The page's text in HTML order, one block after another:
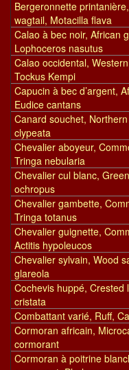
Bergeronnette
wagtail, Motacilla flava
Calao à bec noir, African
Lophoceros nasutus
Calao occidental,
Tockus Kempi
Capucin à bec d’argent,
Eudice cantans
Canard souchet,
clypeata
Chevalier aboyeur,
Tringa nebularia
Chevalier cul blanc,
ochropus
Chevalier gambette,
Tringa totanus
Chevalier guignette,
Actitis hypoleucos
Chevalier sylvain, Wood
glareola
Cochevis huppé, Crested
cristata
Combattant varié, Ruff,
Cormoran africain,
cormorant
Cormoran à poitrine